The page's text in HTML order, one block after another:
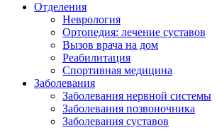
Отделения
Неврология
Ортопедия: лечение суставов
Вызов врача на дом
Реабилитация
Спортивная медицина
Заболевания
Заболевания нервной системы
Заболевания позвоночника
Заболевания суставов